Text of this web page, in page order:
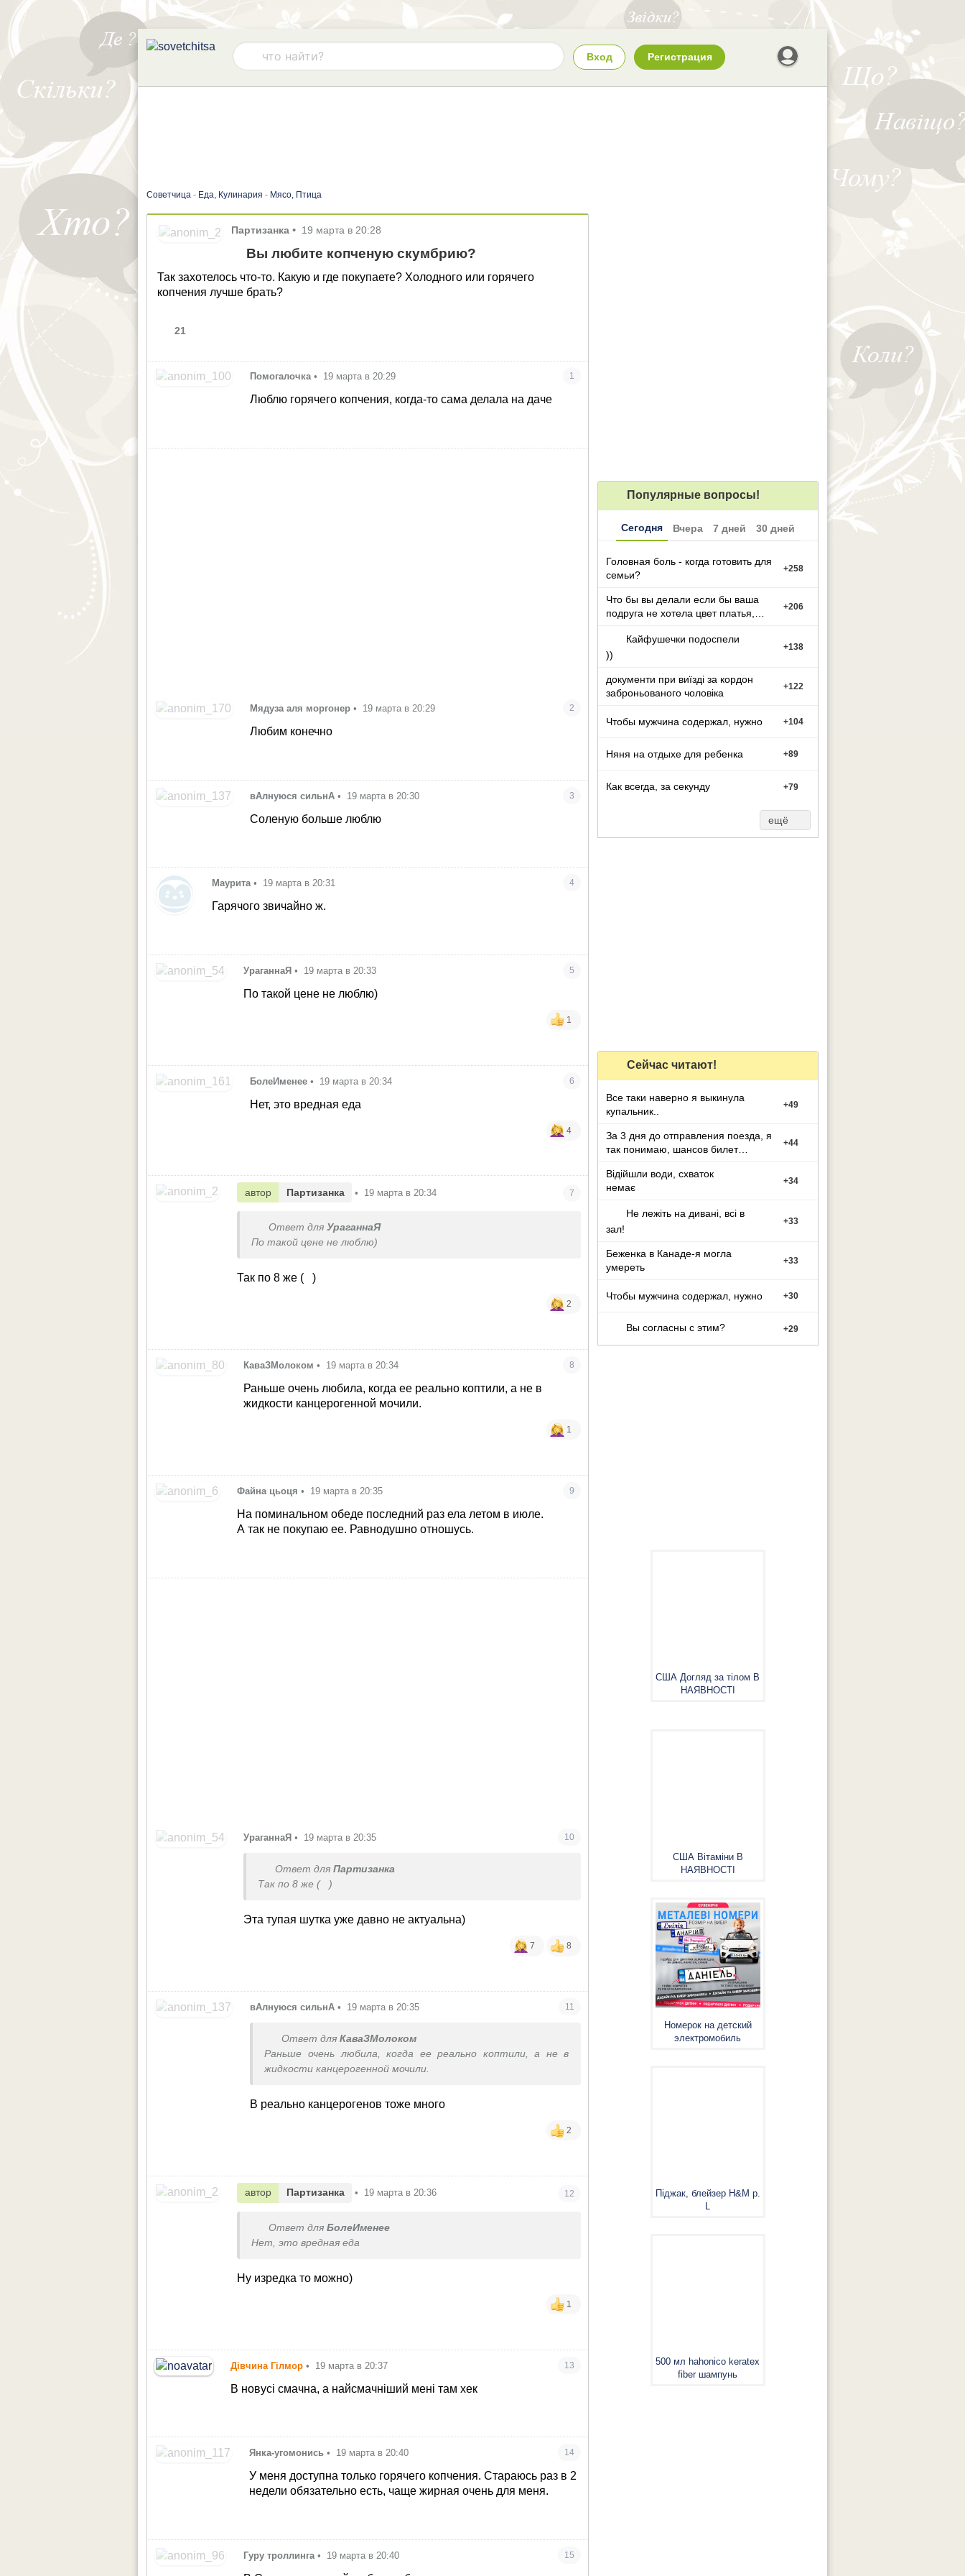
Вход Регистрация
Советчица - Еда, Кулинария - Мясо, Птица
Партизанка • 19 марта в 20:28
Вы любите копченую скумбрию?
Так захотелось что-то. Какую и где покупаете? Холодного или горячего
копчения лучше брать?
21
Помогалочка • 19 марта в 20:29 1
Люблю горячего копчения, когда-то сама делала на даче
Мядуза аля моргонер • 19 марта в 20:29 2
Любим конечно
вАлнуюся сильнА • 19 марта в 20:30 3
Соленую больше люблю
Маурита • 19 марта в 20:31 4
Гарячого звичайно ж.
УраганнаЯ • 19 марта в 20:33 5
По такой цене не люблю)
1
БолеИменее • 19 марта в 20:34 6
Нет, это вредная еда
4
автор Партизанка • 19 марта в 20:34 7
Ответ для УраганнаЯ
По такой цене не люблю)
Так по 8 же ( )
2
КаваЗМолоком • 19 марта в 20:34 8
Раньше очень любила, когда ее реально коптили, а не в
жидкости канцерогенной мочили.
1
Файна цьоця • 19 марта в 20:35 9
На поминальном обеде последний раз ела летом в июле.
А так не покупаю ее. Равнодушно отношусь.
УраганнаЯ • 19 марта в 20:35 10
Ответ для Партизанка
Так по 8 же (
)
Эта тупая шутка уже давно не актуальна)
7 8
вАлнуюся сильнА • 19 марта в 20:35 11
Ответ для КаваЗМолоком
Раньше очень любила, когда ее реально коптили, а не в
жидкости канцерогенной мочили.
В реально канцерогенов тоже много
2
автор Партизанка • 19 марта в 20:36 12
Ответ для БолеИменее
Нет, это вредная еда
Ну изредка то можно)
1
Дівчина Гілмор • 19 марта в 20:37 13
В новусі смачна, а найсмачніший мені там хек
Янка-угомонись • 19 марта в 20:40 14
У меня доступна только горячего копчения. Стараюсь раз в 2
недели обязательно есть, чаще жирная очень для меня.
Гуру троллинга • 19 марта в 20:40 15
Популярные вопросы!
Сегодня Вчера 7 дней 30 дней
Головная боль - когда готовить для
семьи?
+258
Что бы вы делали если бы ваша
подруга не хотела цвет платья,
+206
Кайфушечки подоспели
))
+138
документи при виїзді за кордон
заброньованого чоловіка
+122
Чтобы мужчина содержал, нужно +104
Няня на отдыхе для ребенка +89
Как всегда, за секунду +79
ещё
Сейчас читают!
Все таки наверно я выкинула
купальник..
+49
За 3 дня до отправления поезда, я
так понимаю, шансов билет
+44
Відійшли води, схваток
немає
+34
Не лежіть на дивані, всі в
зал!
+33
Беженка в Канаде-я могла
умереть
+33
Чтобы мужчина содержал, нужно +30
Вы согласны с этим? +29
США Догляд за тілом В
НАЯВНОСТІ
США Вітаміни В
НАЯВНОСТІ
Номерок на детский
электромобиль
Піджак, блейзер H&M р.
L
500 мл hahonico keratex
fiber шампунь